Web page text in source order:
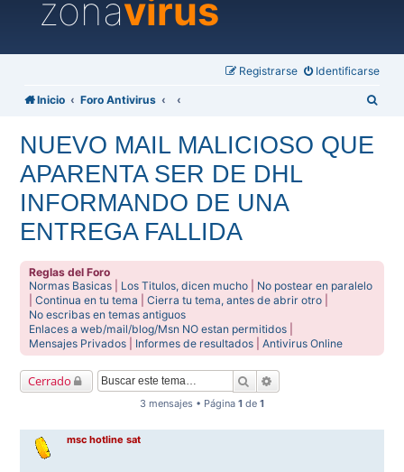
zonavirus
Identificarse
Registrarse
Inicio Foro Antivirus
NUEVO MAIL MALICIOSO QUE
APARENTA SER DE DHL
INFORMANDO DE UNA
ENTREGA FALLIDA
Reglas del Foro
Normas Basicas
Los Titulos, dicen mucho
No postear en paralelo
|Continua en tu tema |Cierra tu tema, antes de abrir otro
No escribas en temas antiguos
Enlaces a web/mail/blog/Msn NO estan permitidos
Mensajes Privados
Informes de resultados |Antivirus Online
Cerrado Buscar
3 mensajes • Página 1 de 1
msc hotline sat